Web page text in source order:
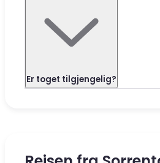
Er toget tilgjengelig?